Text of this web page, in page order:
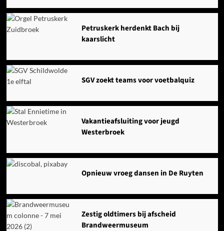
Petruskerk herdenkt Bach bij
kaarslicht
SGV zoekt teams voor voetbalquiz
Vakantieafsluiting voor jeugd
Westerbroek
Opnieuw vroeg dansen in De Ruyten
Zestig oldtimers bij afscheid
Brandweermuseum